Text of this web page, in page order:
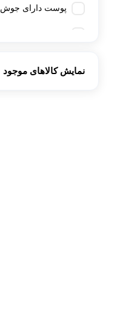
پوست دارای جوش
نمایش کالاهای موجود